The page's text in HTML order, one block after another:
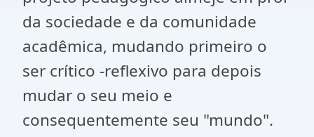
da sociedade e da comunidade
acadêmica, mudando primeiro o
ser crítico -reflexivo para depois
mudar o seu meio e
consequentemente seu "mundo".